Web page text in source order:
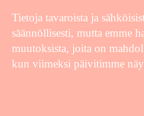
Tietoja tavaroista ja
säännöllisesti, mutta emme
muutoksista, joita on
kun viimeksi päivitimme